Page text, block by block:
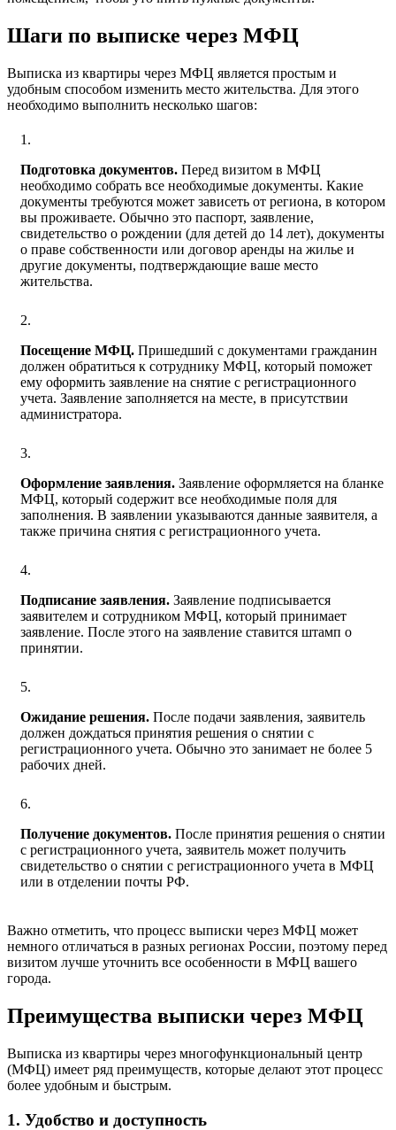
Шаги по выписке через МФЦ
Выписка из квартиры через МФЦ является простым и
удобным способом изменить место жительства. Для этого
необходимо выполнить несколько шагов:
Подготовка документов. Перед визитом в МФЦ
необходимо собрать все необходимые документы. Какие
документы требуются может зависеть от региона, в котором
вы проживаете. Обычно это паспорт, заявление,
свидетельство о рождении (для детей до 14 лет), документы
о праве собственности или договор аренды на жилье и
другие документы, подтверждающие ваше место
жительства.
Посещение МФЦ. Пришедший с документами гражданин
должен обратиться к сотруднику МФЦ, который поможет
ему оформить заявление на снятие с регистрационного
учета. Заявление заполняется на месте, в присутствии
администратора.
Оформление заявления. Заявление оформляется на бланке
МФЦ, который содержит все необходимые поля для
заполнения. В заявлении указываются данные заявителя, а
также причина снятия с регистрационного учета.
Подписание заявления. Заявление подписывается
заявителем и сотрудником МФЦ, который принимает
заявление. После этого на заявление ставится штамп о
принятии.
Ожидание решения. После подачи заявления, заявитель
должен дождаться принятия решения о снятии с
регистрационного учета. Обычно это занимает не более 5
рабочих дней.
Получение документов. После принятия решения о снятии
с регистрационного учета, заявитель может получить
свидетельство о снятии с регистрационного учета в МФЦ
или в отделении почты РФ.
Важно отметить, что процесс выписки через МФЦ может
немного отличаться в разных регионах России, поэтому перед
визитом лучше уточнить все особенности в МФЦ вашего
города.
Преимущества выписки через МФЦ
Выписка из квартиры через многофункциональный центр
(МФЦ) имеет ряд преимуществ, которые делают этот процесс
более удобным и быстрым.
1. Удобство и доступность